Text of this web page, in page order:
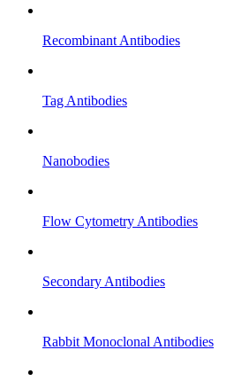
Recombinant Antibodies
Tag Antibodies
Nanobodies
Flow Cytometry Antibodies
Secondary Antibodies
Rabbit Monoclonal Antibodies